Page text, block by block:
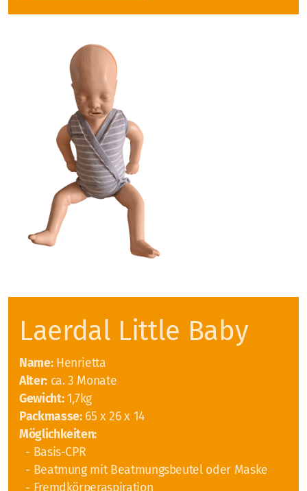
Laerdal Little Baby
Name:Henrietta
Alter:ca. 3 Monate
Gewicht:1,7kg
Packmasse:65 x 26 x 14
Möglichkeiten:
- Basis-CPR
- Beatmung mit Beatmungsbeutel oder Maske
- Fremdkörperaspiration
BLS-AED-SRC Komplett - Ein Arbeitsbuch
Offertanfrage Aus- und Fortbildung
Offertanfrage Materialmiete